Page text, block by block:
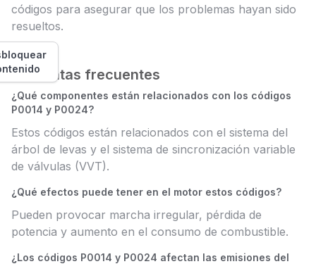
códigos para asegurar que los problemas hayan sido
resueltos.
Preguntas frecuentes
¿Qué componentes están relacionados con los códigos
P0014 y P0024?
Estos códigos están relacionados con el sistema del
árbol de levas y el sistema de sincronización variable
de válvulas (VVT).
¿Qué efectos puede tener en el motor estos códigos?
Pueden provocar marcha irregular, pérdida de
potencia y aumento en el consumo de combustible.
¿Los códigos P0014 y P0024 afectan las emisiones del